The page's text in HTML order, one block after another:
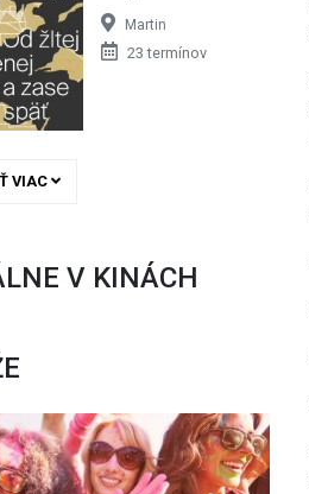
Martin
23 termínov
VIAC
V KINÁCH